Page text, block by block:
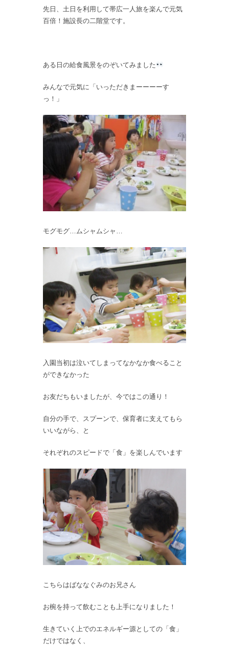
先日、土日を利用して帯広一人旅を楽んで元気
百倍！施設長の二階堂です。
ある日の給食風景をのぞいてみました
みんなで元気に「いっただきまーーーーす
っ！」
モグモグ…ムシャムシャ…
入園当初は泣いてしまってなかなか食べること
ができなかった
お友だちもいましたが、今ではこの通り！
自分の手で、スプーンで、保育者に支えてもら
いいながら、と
それぞれのスピードで「食」を楽しんでいます
こちらはばななぐみのお兄さん
お椀を持って飲むことも上手になりました！
生きていく上でのエネルギー源としての「食」
だけではなく、